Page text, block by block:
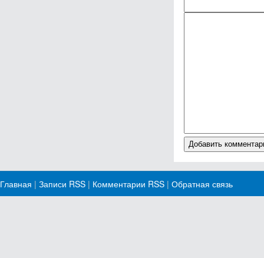
Главная | Записи RSS | Комментарии RSS | Обратная связь